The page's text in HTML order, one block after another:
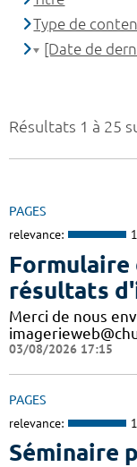
Résultats 1 à 25
PAGES
relevance:
Formulaire
résultats
Merci de nous
03/08/2026 17:15
PAGES
relevance:
Séminaire
Type de
[Date de